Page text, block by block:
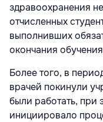
здравоохранения
отчисленных
выполнивших
окончания
Более того, в
врачей покинули
были работать, при
инициировало